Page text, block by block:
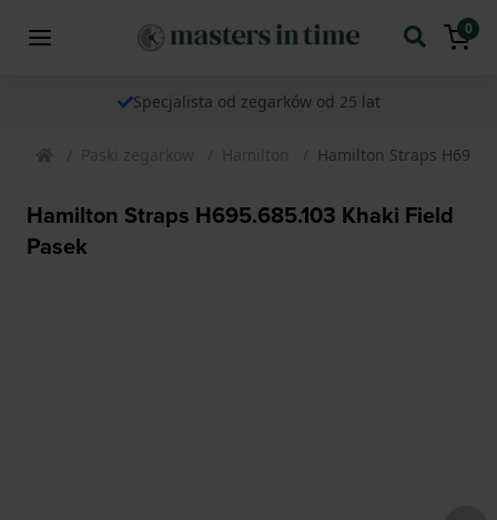
0
Specjalista od zegarków od 25 lat
Paski zegarkow Hamilton Hamilton Straps
Hamilton Straps H695.685.103 Khaki Field
Pasek